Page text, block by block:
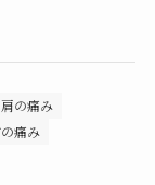
肩の痛み
痛み